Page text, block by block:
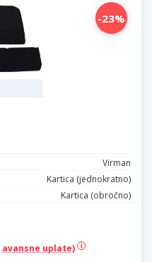
-23%
Virman
Kartica (jednokratno)
Kartica (obročno)
avansne uplate)